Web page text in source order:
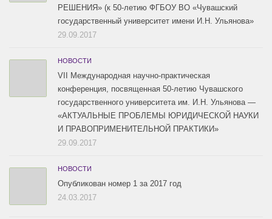
РЕШЕНИЯ» (к 50-летию ФГБОУ ВО «Чувашский
государственный университет имени И.Н. Ульянова»
29.09.2017
НОВОСТИ
VII Международная научно-практическая
конференция, посвященная 50-летию Чувашского
государственного университета им. И.Н. Ульянова —
«АКТУАЛЬНЫЕ ПРОБЛЕМЫ ЮРИДИЧЕСКОЙ НАУКИ
И ПРАВОПРИМЕНИТЕЛЬНОЙ ПРАКТИКИ»
29.09.2017
НОВОСТИ
Опубликован номер 1 за 2017 год
24.03.2017